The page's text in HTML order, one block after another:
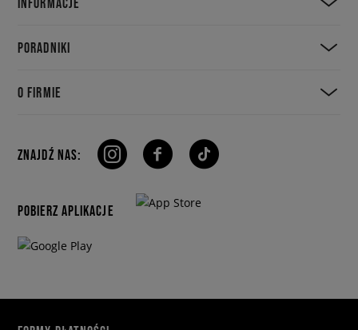
PORADNIKI
O FIRMIE
ZNAJDŹ NAS:
POBIERZ APLIKACJE